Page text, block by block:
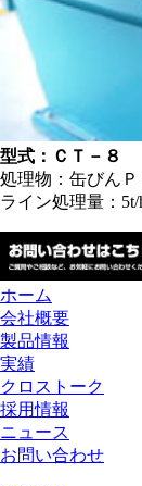
型式：ＣＴ－８
処理物：缶びん
ライン処理量：5t/
ホーム
会社概要
製品情報
実績
クロストーク
採用情報
ニュース
お問い合わせ